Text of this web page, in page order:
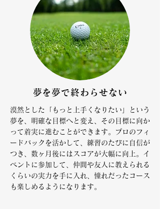
夢を夢で終わらせない
漠然とした「もっと上手くなりたい」という
夢を、明確な目標へと変え、その目標に向か
って着実に進むことができます。プロのフィ
ードバックを活かして、練習のたびに自信が
つき、数ヶ月後にはスコアが大幅に向上。イ
ベントに参加して、仲間や友人に教えられる
くらいの実力を手に入れ、憧れだったコース
も楽しめるようになります。